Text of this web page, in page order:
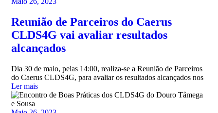
Reunião de Parceiros do Caerus
CLDS4G vai avaliar resultados
alcançados
Dia 30 de maio, pelas 14:00, realiza-se a Reunião de Parceiros
do Caerus CLDS4G, para avaliar os resultados alcançados nos
Ler mais